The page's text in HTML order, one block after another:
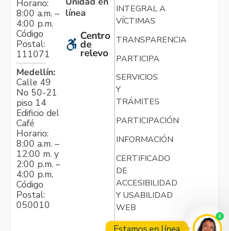
Horario:
8:00 a.m. –
4:00 p.m.
Código
Postal:
111071
Medellín:
Calle 49
No 50-21
piso 14
Edificio del
Café
Horario:
8:00 a.m. –
12:00 m. y
2:00 p.m. –
4:00 p.m.
Código
Postal:
050010
línea
Centro
de
relevo
INTEGRAL A
VÍCTIMAS
TRANSPARENCIA
PARTICIPA
SERVICIOS
Y
TRÁMITES
PARTICIPACIÓN
INFORMACIÓN
CERTIFICADO
DE
ACCESIBILIDAD
Y USABILIDAD
WEB
4